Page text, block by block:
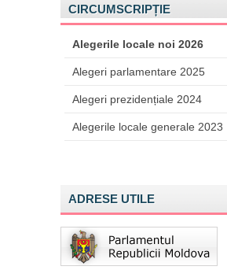
CIRCUMSCRIPȚIE
Alegerile locale noi 2026
Alegeri parlamentare 2025
Alegeri prezidențiale 2024
Alegerile locale generale 2023
ADRESE UTILE